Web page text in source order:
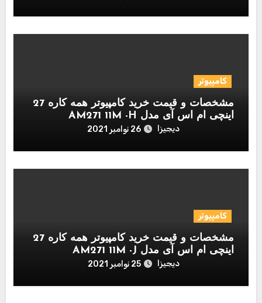
کامپیوتر
مشخصات و قیمت خرید کامپیوتر همه کاره 27
اینچی ام اس آی مدل AM271 11M -H
دیجیزا 26 نوامبر 2021
کامپیوتر
مشخصات و قیمت خرید کامپیوتر همه کاره 27
اینچی ام اس آی مدل AM271 11M -J
دیجیزا 25 نوامبر 2021